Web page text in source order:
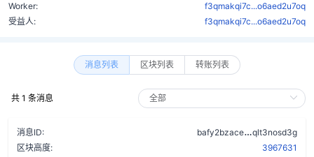
Worker:
f3qmakqi7c...o6aed2u7oq
受益人:
f3qmakqi7c...o6aed2u7oq
消息列表 区块列表 转账列表
共 1 条消息
消息ID: bafy2bzace
qlt3nosd3g
区块高度:
3967631